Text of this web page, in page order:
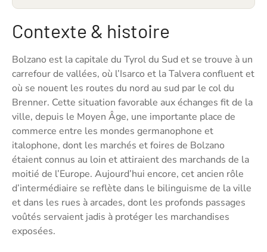
Contexte & histoire
Bolzano est la capitale du Tyrol du Sud et se trouve à un
carrefour de vallées, où l’Isarco et la Talvera confluent et
où se nouent les routes du nord au sud par le col du
Brenner. Cette situation favorable aux échanges fit de la
ville, depuis le Moyen Âge, une importante place de
commerce entre les mondes germanophone et
italophone, dont les marchés et foires de Bolzano
étaient connus au loin et attiraient des marchands de la
moitié de l’Europe. Aujourd’hui encore, cet ancien rôle
d’intermédiaire se reflète dans le bilinguisme de la ville
et dans les rues à arcades, dont les profonds passages
voûtés servaient jadis à protéger les marchandises
exposées.